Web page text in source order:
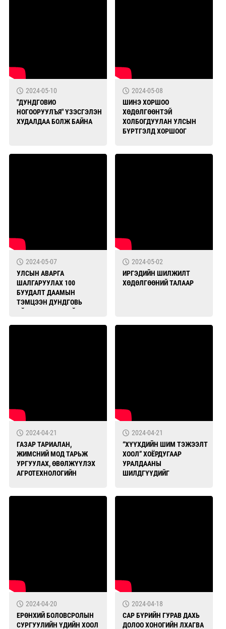
2024-05-10
"ДУНДГОВИО
НОГООРУУЛЪЯ" ҮЗЭСГЭЛЭН
ХУДАЛДАА БОЛЖ БАЙНА
2024-05-08
ШИНЭ ХОРШОО
ХӨДӨЛГӨӨНТЭЙ
ХОЛБОГДУУЛАН УЛСЫН
БҮРТГЭЛД ХОРШООГ
2024-05-07
УЛСЫН АВАРГА
ШАЛГАРУУЛАХ 100
БУУДАЛТ ДААМЫН
ТЭМЦЭЭН ДУНДГОВЬ
2024-05-02
ИРГЭДИЙН ШИЛЖИЛТ
ХӨДӨЛГӨӨНИЙ ТАЛААР
2024-04-21
ГАЗАР ТАРИАЛАН,
ЖИМСНИЙ МОД ТАРЬЖ
УРГУУЛАХ, ӨВӨЛЖҮҮЛЭХ
АГРОТЕХНОЛОГИЙН
2024-04-21
“ХҮҮХДИЙН ШИМ ТЭЖЭЭЛТ
ХООЛ” ХОЁРДУГААР
УРАЛДААНЫ
ШИЛДГҮҮДИЙГ
2024-04-20
ЕРӨНХИЙ БОЛОВСРОЛЫН
СУРГУУЛИЙН ҮДИЙН ХООЛ
2024-04-18
САР БҮРИЙН ГУРАВ ДАХЬ
ДОЛОО ХОНОГИЙН ЛХАГВА